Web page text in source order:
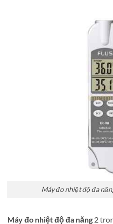
Máy đo nhiệt độ đa
Máy đo nhiệt độ đa năng 2